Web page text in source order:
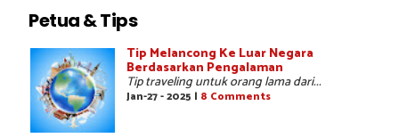
Petua & Tips
Tip Melancong Ke Luar Negara
Berdasarkan Pengalaman
Tip traveling untuk orang lama dari...
Jan-27 - 2025 | 8 Comments